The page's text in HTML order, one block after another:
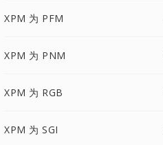
XPM 为 PFM
XPM 为 PNM
XPM 为 RGB
XPM 为 SGI